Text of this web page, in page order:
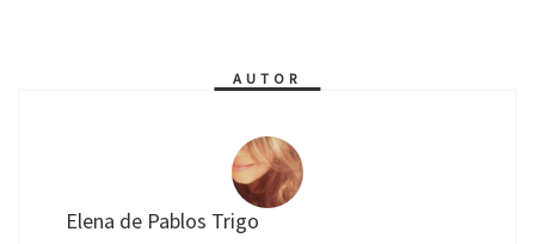
AUTOR
Elena de Pablos Trigo